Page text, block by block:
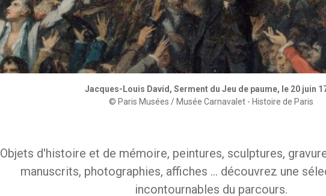
Jacques-Louis David, Serment du Jeu de paume, le 20 juin
© Paris Musées / Musée Carnavalet - Histoire de Paris
Objets d'histoire et de mémoire, peintures, sculptures,
manuscrits, photographies, affiches ... découvrez une
incontournables du parcours.